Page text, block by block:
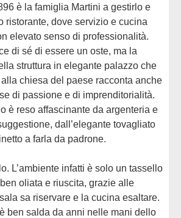
è la famiglia Martini a gestirlo e
ristorante, dove servizio e cucina
elevato senso di professionalità.
di sé di essere un oste, ma la
struttura in elegante palazzo che
chiesa del paese racconta anche
di passione e di imprenditorialità.
è reso affascinante da argenteria e
dall’elegante tovagliato
a farla da padrone.
oliata e riuscita, grazie alle
sa riservare e la cucina esaltare.
ben salda da anni nelle mani dello